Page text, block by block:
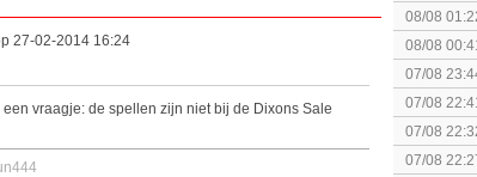
27-02-2014 16:24
vraagje: de spellen zijn niet bij de Dixons Sale
The
08/08
08/08
07/08
07/08
07/08
07/08